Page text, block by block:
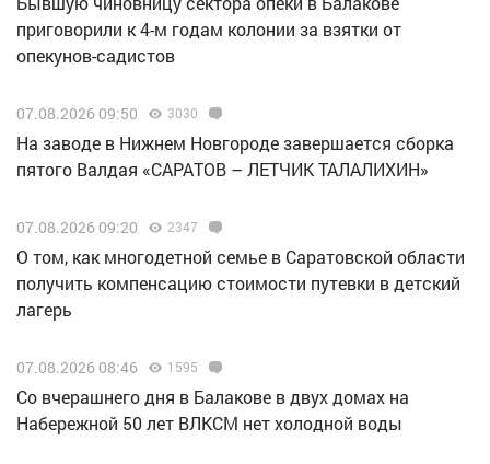
приговорили к 4-м годам колонии за взятки от
опекунов-садистов
07.08.2026 09:50 3030
Н️а заводе в Нижнем Новгороде завершается сборка
пятого Валдая «САРАТОВ – ЛЕТЧИК ТАЛАЛИХИН»
07.08.2026 09:20 2347
О том, как многодетной семье в Саратовской области
получить компенсацию стоимости путевки в детский
лагерь
07.08.2026 08:46 1595
Со вчерашнего дня в Балакове в двух домах на
Набережной 50 лет ВЛКСМ нет холодной воды